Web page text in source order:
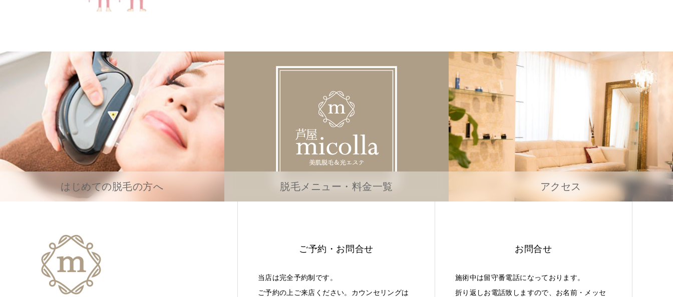
はじめての脱毛の方へ 脱毛メニュー・料金一覧 アクセス
ご予約・お問合せ
当店は完全予約制です。
ご予約の上ご来店ください。カウンセリングは
お問合せ
施術中は留守番電話になっております。
折り返しお電話致しますので、お名前・メッセ